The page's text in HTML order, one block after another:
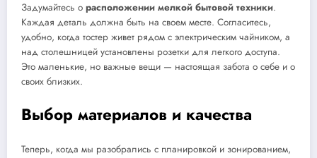
Задумайтесь о расположении мелкой бытовой техники.
Каждая деталь должна быть на своем месте. Согласитесь,
удобно, когда тостер живет рядом с электрическим чайником, а
над столешницей установлены розетки для легкого доступа.
Это маленькие, но важные вещи — настоящая забота о себе и о
своих близких.
Выбор материалов и качества
Теперь, когда мы разобрались с планировкой и зонированием,